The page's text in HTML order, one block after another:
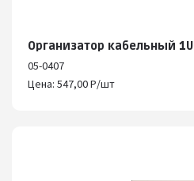
Организатор кабельный
05-0407
Цена: 547,00 Р/шт